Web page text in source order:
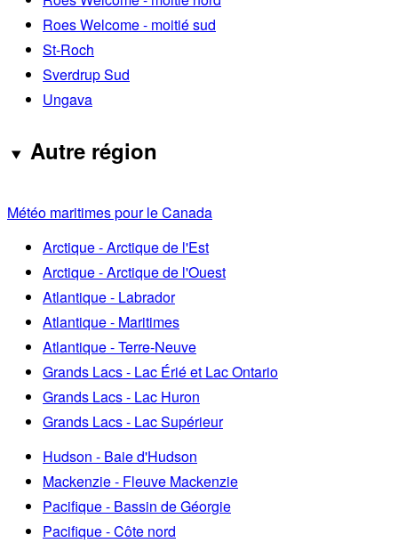
Roes Welcome - moitié sud
St-Roch
Sverdrup Sud
Ungava
Autre région
Météo maritimes pour le Canada
Arctique - Arctique de l'Est
Arctique - Arctique de l'Ouest
Atlantique - Labrador
Atlantique - Maritimes
Atlantique - Terre-Neuve
Grands Lacs - Lac Érié et Lac Ontario
Grands Lacs - Lac Huron
Grands Lacs - Lac Supérieur
Hudson - Baie d'Hudson
Mackenzie - Fleuve Mackenzie
Pacifique - Bassin de Géorgie
Pacifique - Côte nord